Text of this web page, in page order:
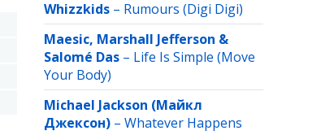
Whizzkids – Rumours (Digi Digi)
Maesic, Marshall Jefferson &
Salomé Das – Life Is Simple (Move
Your Body)
Michael Jackson (Майкл
Джексон) – Whatever Happens